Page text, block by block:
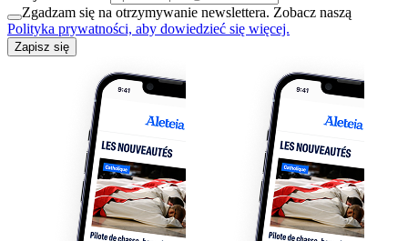
Zgadzam się na otrzymywanie newslettera. Zobacz naszą
Polityka prywatności, aby dowiedzieć się więcej.
Zapisz się